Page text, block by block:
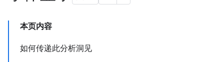
本页内容
如何传递此分析洞见